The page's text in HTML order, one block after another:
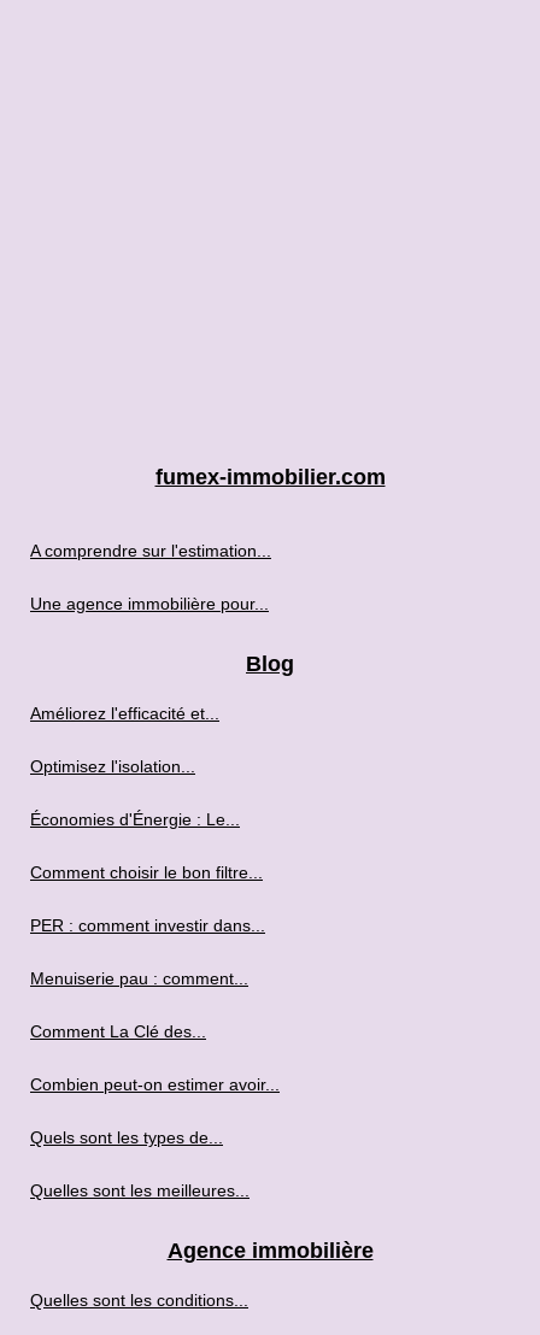
fumex-immobilier.com
A comprendre sur l'estimation...
Une agence immobilière pour...
Blog
Améliorez l'efficacité et...
Optimisez l'isolation...
Économies d'Énergie : Le...
Comment choisir le bon filtre...
PER : comment investir dans...
Menuiserie pau : comment...
Comment La Clé des...
Combien peut-on estimer avoir...
Quels sont les types de...
Quelles sont les meilleures...
Agence immobilière
Quelles sont les conditions...